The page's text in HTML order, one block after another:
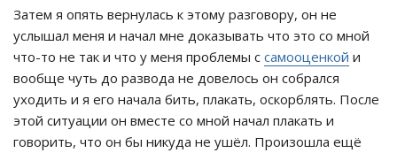
Затем я опять вернулась к этому разговору, он не
услышал меня и начал мне доказывать что это со мной
что-то не так и что у меня проблемы с самооценкой и
вообще чуть до развода не довелось он собрался
уходить и я его начала бить, плакать, оскорблять. После
этой ситуации он вместе со мной начал плакать и
говорить, что он бы никуда не ушёл. Произошла ещё